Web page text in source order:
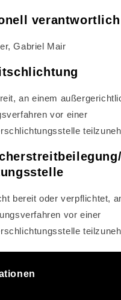
verantwortlich
Gabriel Mair
an einem
vor einer
bereit oder verpflichtet,
vor einer